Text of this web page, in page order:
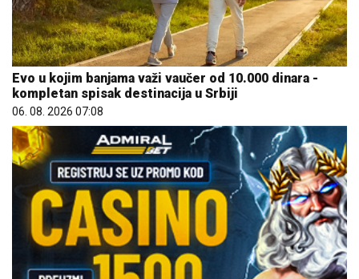
Evo u kojim banjama važi vaučer od 10.000 dinara -
kompletan spisak destinacija u Srbiji
06. 08. 2026 07:08